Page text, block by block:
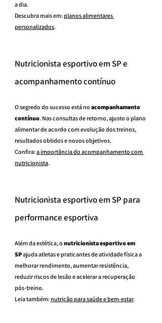
a dia.
Descubra mais em: planos alimentares
personalizados.
Nutricionista esportivo em SP e
acompanhamento contínuo
O segredo do sucesso está no acompanhamento
contínuo. Nas consultas de retorno, ajusto o plano
alimentar de acordo com evolução dos treinos,
resultados obtidos e novos objetivos.
Confira: a importância do acompanhamento com
nutricionista.
Nutricionista esportivo em SP para
performance esportiva
Além da estética, o nutricionista esportivo em
SP ajuda atletas e praticantes de atividade física a
melhorar rendimento, aumentar resistência,
reduzir riscos de lesão e acelerar a recuperação
pós-treino.
Leia também: nutrição para saúde e bem-estar.